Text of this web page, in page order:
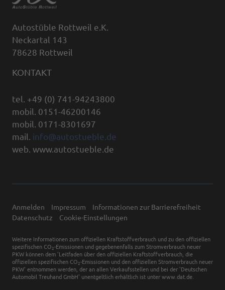
Autostüble Rottweil e.K.
Neckartal 143
78628 Rottweil
KONTAKT
tel. +49 (0) 741-94243800
mobil. 0151-46200146
mobil. 0171-8301697
mail. info@autostueble.de
web. www.autostueble.de
Anmelden Impressum
Informationen zur Barrierefreiheit
Datenschutz
Cookie-Einstellungen
Weitere Informationen zum offiziellen Kraftstoffverbrauch und zu den offiziellen
spezifischen CO 2-Emissionen und gegebenenfalls zum Stromverbrauch neuer
PKW können dem 'Leitfaden über den offiziellen Kraftstoffverbrauch, die
offiziellen spezifischen CO 2-Emissionen und den offiziellen Stromverbrauch neuer
PKW' entnommen werden, der an allen Verkaufsstellen und bei der 'Deutschen
Automobil Treuhand GmbH' unentgeltlich erhältlich ist unter www.dat.de.